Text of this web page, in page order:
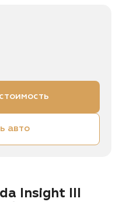
авто
Insight III